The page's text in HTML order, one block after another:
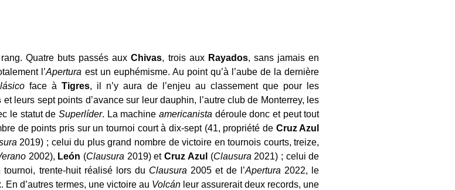
Quatre buts passés auxChivas, trois aux Rayados, sans jamais en
l’Apertura est un euphémisme. Au point qu’à l’aube de la dernière
ásicoface àTigres, il n’y aura de l’enjeu au classement que pour les
et leurs sept points d’avance sur leur dauphin, l’autre club de Monterrey, les
le statut deSuperlíder. La machineamericanista déroule donc et peut tout
de points pris sur un tournoi court à dix-sept (41, propriété de Cruz Azul
2019) ; celui du plus grand nombre de victoire en tournois courts, treize,
2002), León (Clausura 2019) etCruz Azul (Clausura 2021) ; celui de
trente-huit réalisé lors du Clausura 2005 et de l’Apertura 2022, le
d’autres termes, une victoire au Volcán leur assurerait deux records, une